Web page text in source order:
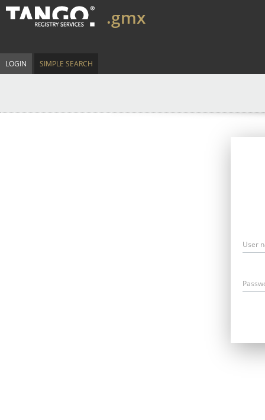
.gmx
LOGIN SIMPLE SEARCH
User